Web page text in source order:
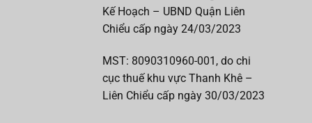
Kế Hoạch – UBND Quận Liên
Chiểu cấp ngày 24/03/2023
MST: 8090310960-001, do chi
cục thuế khu vực Thanh Khê –
Liên Chiểu cấp ngày 30/03/2023